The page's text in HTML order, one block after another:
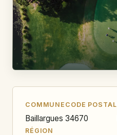
COMMUNE
Baillargues
CODE POSTAL
34670
RÉGION